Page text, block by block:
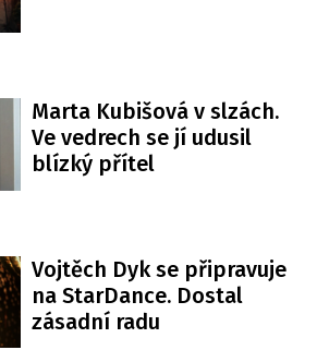
Marta Kubišová v slzách.
Ve vedrech se jí udusil
blízký přítel
Vojtěch Dyk se připravuje
na StarDance. Dostal
zásadní radu